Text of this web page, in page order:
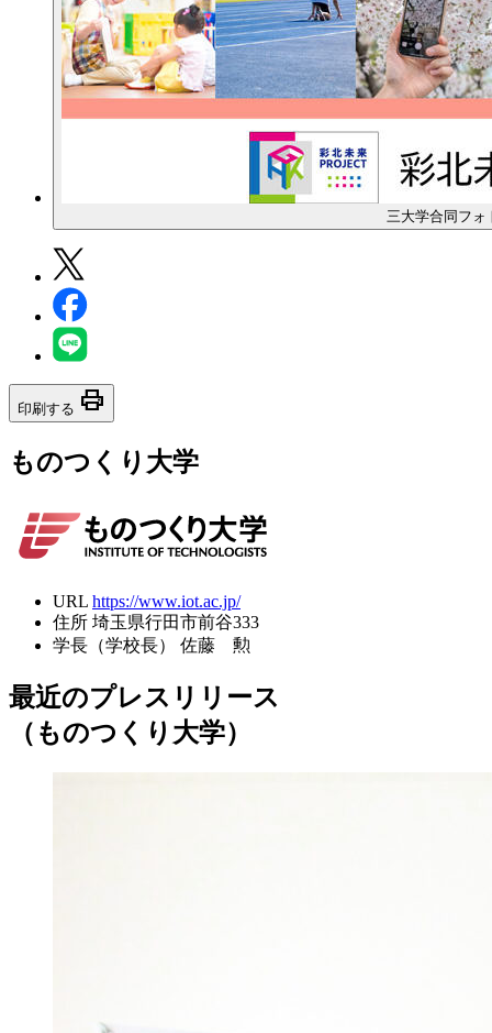
三大学合同フォ
印刷する print
ものつくり大学
URL https://www.iot.ac.jp/
住所 埼玉県行田市前谷333
学長（学校長）
佐藤 勲
最近のプレスリリース
（ものつくり大学）